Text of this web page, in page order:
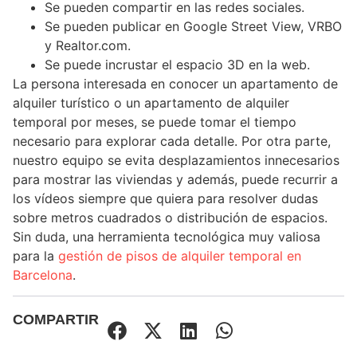
Se pueden compartir en las redes sociales.
Se pueden publicar en Google Street View, VRBO
y Realtor.com.
Se puede incrustar el espacio 3D en la web.
La persona interesada en conocer un apartamento de
alquiler turístico o un apartamento de alquiler
temporal por meses, se puede tomar el tiempo
necesario para explorar cada detalle. Por otra parte,
nuestro equipo se evita desplazamientos innecesarios
para mostrar las viviendas y además, puede recurrir a
los vídeos siempre que quiera para resolver dudas
sobre metros cuadrados o distribución de espacios.
Sin duda, una herramienta tecnológica muy valiosa
para la gestión de pisos de alquiler temporal en
Barcelona.
COMPARTIR